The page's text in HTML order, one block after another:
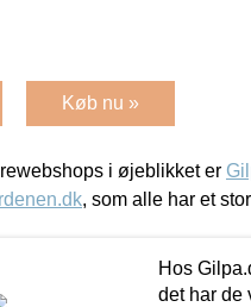
Køb nu »
i øjeblikket er
, som alle har et
Hos
det har de